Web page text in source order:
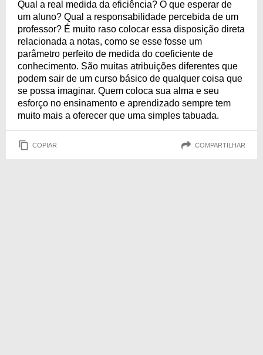
Qual a real medida da eficiência? O que esperar de
um aluno? Qual a responsabilidade percebida de um
professor? É muito raso colocar essa disposição direta
relacionada a notas, como se esse fosse um
parâmetro perfeito de medida do coeficiente de
conhecimento. São muitas atribuições diferentes que
podem sair de um curso básico de qualquer coisa que
se possa imaginar. Quem coloca sua alma e seu
esforço no ensinamento e aprendizado sempre tem
muito mais a oferecer que uma simples tabuada.
COPIAR COMPARTILHAR